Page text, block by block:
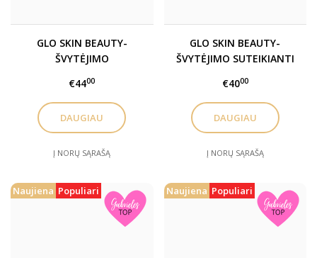
GLO SKIN BEAUTY-
ŠVYTĖJIMO
PIEŠTUKAS / SKIN GLOW
STICK HIGHLIGHTER
€4400
DAUGIAU
Į NORŲ SĄRAŠĄ
GLO SKIN BEAUTY-
ŠVYTĖJIMO SUTEIKIANTI
POWDER HIGHLIGHTER
€4000
DAUGIAU
Į NORŲ SĄRAŠĄ
Naujiena Populiari Naujiena Populiari